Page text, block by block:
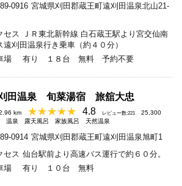
0916 宮城県刈田郡蔵王町遠刈田温泉北山21-
セス
ＪＲ東北新幹線 白石蔵王駅より宮交仙南
遠刈田温泉行き乗車（約４０分）
場
有り １８台 無料 予約不要
田温泉 旬菜湯宿 旅舘大忠
km 4.8 レビュー数:221
25,300
温泉 露天風呂 家族風呂 天然温泉
0914 宮城県刈田郡蔵王町遠刈田温泉旭町1
セス 仙台駅前より高速バス運行で約６０分。
場
有り １０台 無料